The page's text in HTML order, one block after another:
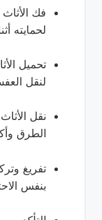
فك الأثاث
لحمايته
تحميل
لنقل
نقل
الطرق
تفريغ
بنفس